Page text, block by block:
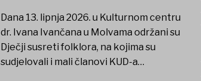
Dana 13. lipnja 2026. u Kulturnom centru
dr. Ivana Ivančana u Molvama održani su
Dječji susreti folklora, na kojima su
sudjelovali i mali članovi KUD-a…